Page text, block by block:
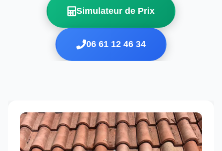
Simulateur de Prix
06 61 12 46 34